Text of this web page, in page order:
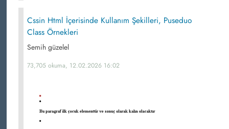
Cssin Html İçerisinde Kullanım Şekilleri, Puseduo
Class Örnekleri
Semih güzelel
73,705 okuma, 12.02.2026 16:02